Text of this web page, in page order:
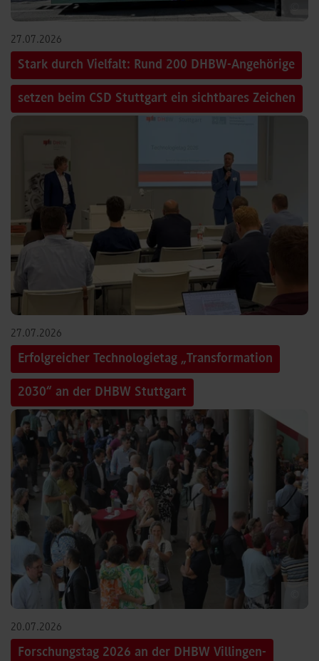
27.07.2026
Stark durch Vielfalt: Rund 200 DHBW-Angehörige
setzen beim CSD Stuttgart ein sichtbares Zeichen
27.07.2026
Erfolgreicher Technologietag „Transformation
2030“ an der DHBW Stuttgart
20.07.2026
Forschungstag 2026 an der DHBW Villingen-